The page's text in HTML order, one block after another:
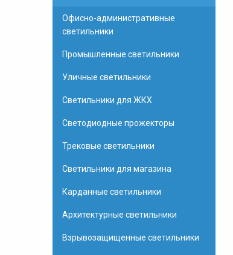
Офисно-административные
светильники
Промышленные светильники
Уличные светильники
Светильники для ЖКХ
Светодиодные прожекторы
Трековые светильники
Светильники для магазина
Карданные светильники
Архитектурные светильники
Взрывозащищенные светильники